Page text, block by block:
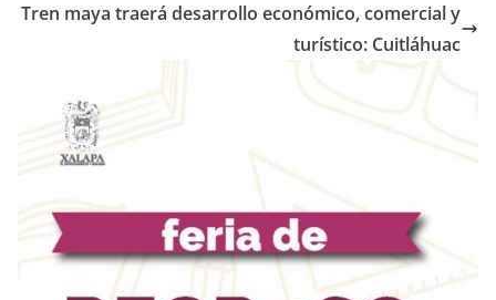
Tren maya traerá desarrollo económico, comercial y
turístico: Cuitláhuac